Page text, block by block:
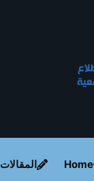
Home المقالات